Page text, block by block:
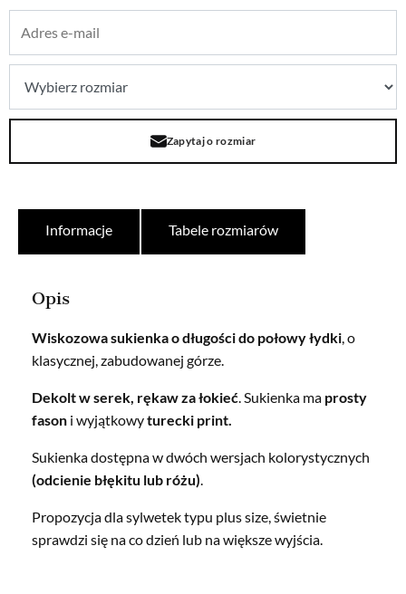
Zapytaj o rozmiar
Informacje Tabele rozmiarów
Opis
Wiskozowa sukienka o długości do połowy łydki, o
klasycznej, zabudowanej górze.
Dekolt w serek, rękaw za łokieć. Sukienka ma prosty
fason i wyjątkowyturecki print.
Sukienka dostępna w dwóch wersjach kolorystycznych
(odcienie błękitu lub różu).
Propozycja dla sylwetek typu plus size, świetnie
sprawdzi się na co dzień lub na większe wyjścia.